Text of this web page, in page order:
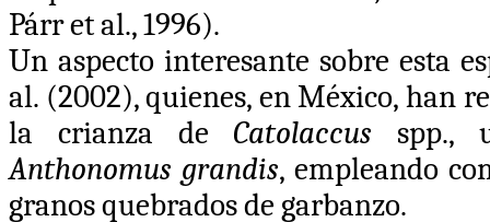
Párr et al., 1996).
Un aspecto interesante sobre esta
al. (2002), quienes, en México, han
la crianza de Catolaccus spp.,
Anthonomus grandis, empleando
granos quebrados de garbanzo.